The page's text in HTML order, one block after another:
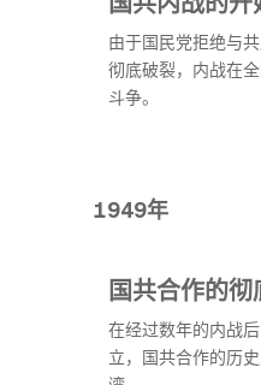
由于国民党拒绝与
彻底破裂，内战在
斗争。
1949年
国共合作的彻
在经过数年的内战
立，国共合作的历